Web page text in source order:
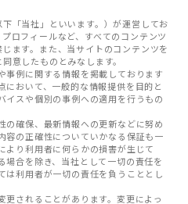
「当社」といいます。）が運営してお
ロフィールなど、すべてのコンテンツ
ます。また、当サイトのコンテンツを
意したものとみなします。
事例に関する情報を掲載しております
おいて、一般的な情報提供を目的と
イスや個別の事例への適用を行うもの
の確保、最新情報への更新などに努め
容の正確性についていかなる保証も一
より利用者に何らかの損害が生じて
場合を除き、当社として一切の責任を
は利用者が一切の責任を負うこととし
更されることがあります。変更によっ